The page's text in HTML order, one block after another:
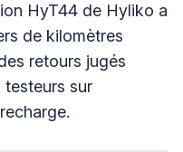
HyT44 de Hyliko a
de kilomètres
retours jugés
testeurs sur